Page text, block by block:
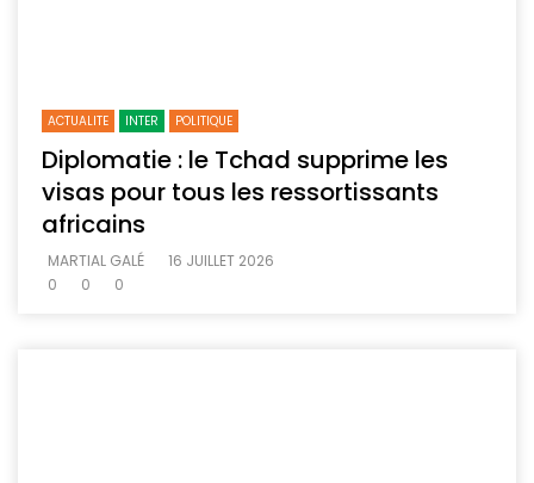
ACTUALITE INTER POLITIQUE
Diplomatie : le Tchad supprime les
visas pour tous les ressortissants
africains
MARTIAL GALÉ
16 JUILLET 2026
0
0 0